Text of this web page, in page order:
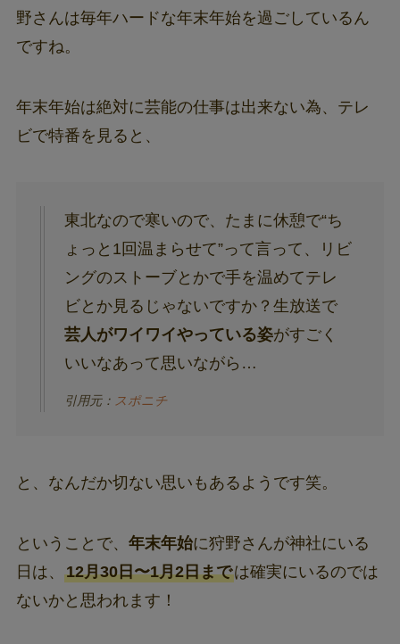
野さんは毎年ハードな年末年始を過ごしているん
ですね。
年末年始は絶対に芸能の仕事は出来ない為、テレ
ビで特番を見ると、
東北なので寒いので、たまに休憩で“ち
ょっと1回温まらせて”って言って、リビ
ングのストーブとかで手を温めてテレ
ビとか見るじゃないですか？生放送で
芸人がワイワイやっている姿がすごく
いいなあって思いながら…
引用元： スポニチ
と、なんだか切ない思いもあるようです笑。
ということで、 年末年始に狩野さんが神社にいる
日は、 12月30日〜1月2日までは確実にいるのでは
ないかと思われます！